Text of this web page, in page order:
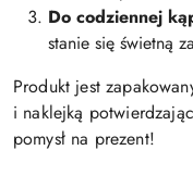
Do codziennej
stanie się świetną
Produkt jest
i naklejką
pomysł na prezent!